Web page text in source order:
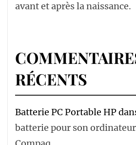
avant et après la naissance.
RÉCENTS
Batterie PC Portable HP
batterie pour son